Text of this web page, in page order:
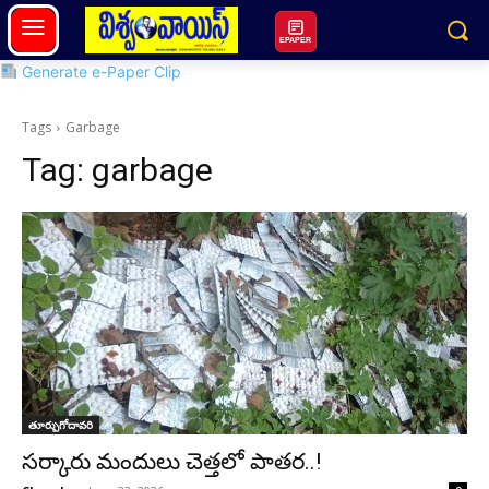
EPAPER
Generate e-Paper Clip
Tags Garbage
Tag: garbage
తూర్పుగోదావరి
సర్కారు మందులు చెత్తలో పాతర..!